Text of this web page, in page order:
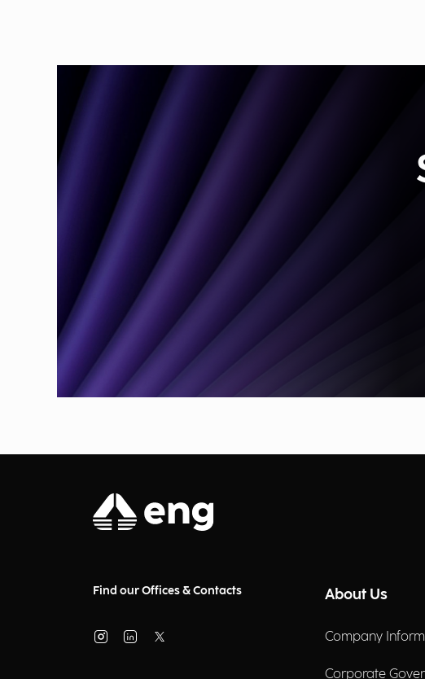
Find our Offices & Contacts About Us
Company
Corporate